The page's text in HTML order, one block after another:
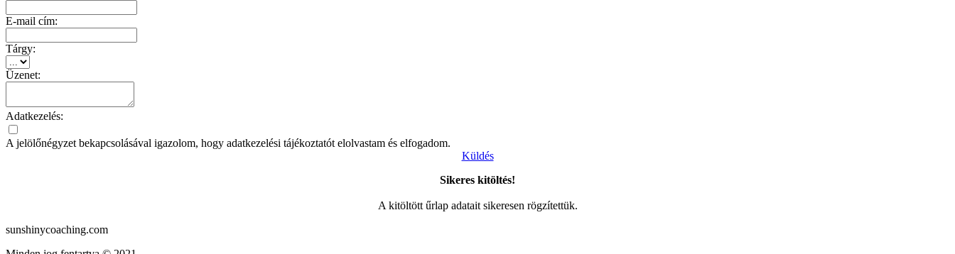
E-mail cím:
Tárgy:
Üzenet:
Adatkezelés:
A jelölőnégyzet bekapcsolásával igazolom, hogy adatkezelési tájékoztatót elolvastam és elfogadom.
Küldés
Sikeres kitöltés!
A kitöltött űrlap adatait sikeresen rögzítettük.
sunshinycoaching.com